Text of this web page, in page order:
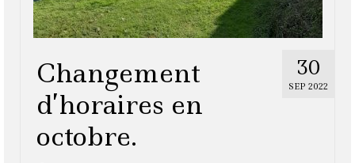
30
SEP 2022
Changement
d’horaires en
octobre.